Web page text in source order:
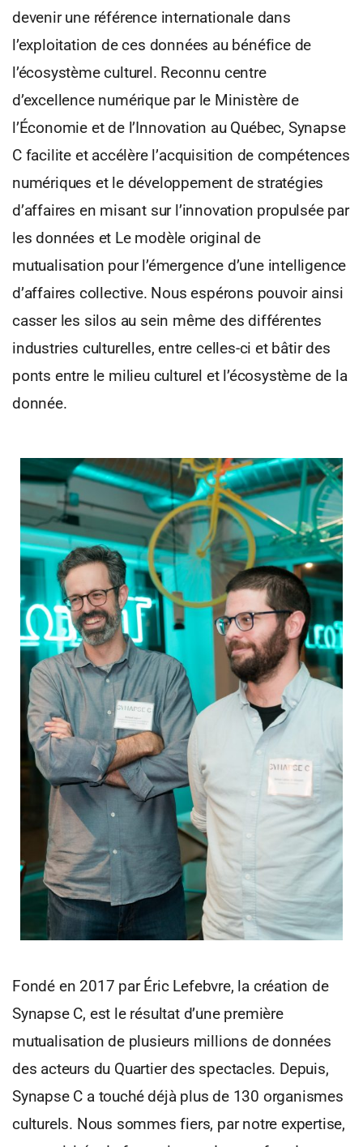
devenir une référence internationale dans
l’exploitation de ces données au bénéfice de
l’écosystème culturel. Reconnu centre
d’excellence numérique par le Ministère de
l’Économie et de l’Innovation au Québec, Synapse
C facilite et accélère l’acquisition de compétences
numériques et le développement de stratégies
d’affaires en misant sur l’innovation propulsée par
les données et Le modèle original de
mutualisation pour l’émergence d’une intelligence
d’affaires collective. Nous espérons pouvoir ainsi
casser les silos au sein même des différentes
industries culturelles, entre celles-ci et bâtir des
ponts entre le milieu culturel et l’écosystème de la
donnée.
Fondé en 2017 par Éric Lefebvre, la création de
Synapse C, est le résultat d’une première
mutualisation de plusieurs millions de données
des acteurs du Quartier des spectacles. Depuis,
Synapse C a touché déjà plus de 130 organismes
culturels. Nous sommes fiers, par notre expertise,